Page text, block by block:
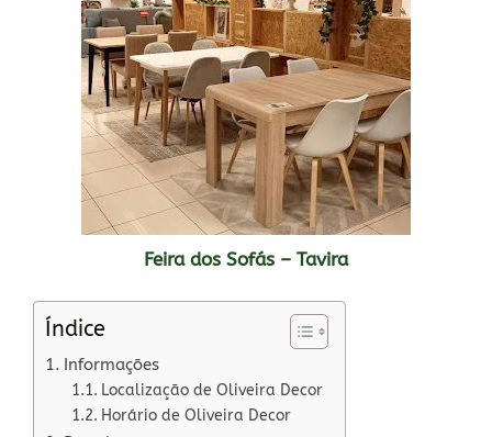
Feira dos Sofás – Tavira
Índice
Informações
Localização de Oliveira Decor
Horário de Oliveira Decor